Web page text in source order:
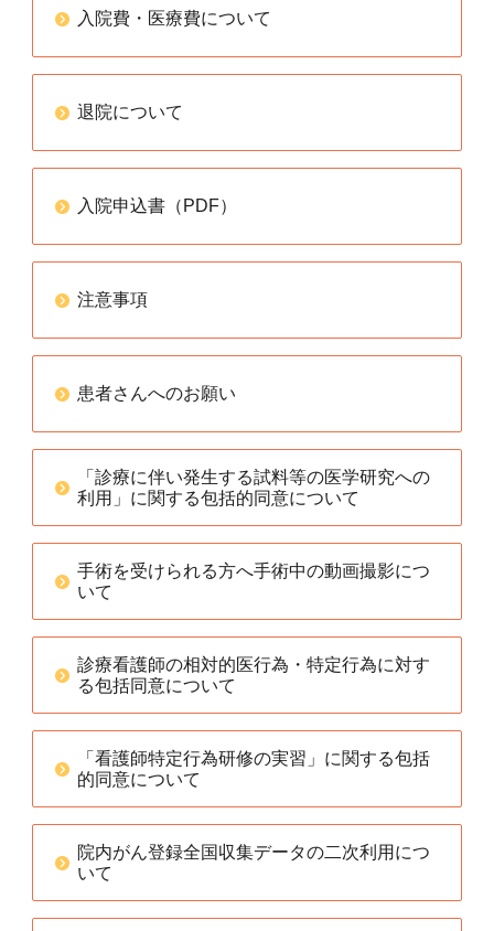
入院費・医療費について
退院について
入院申込書（PDF）
注意事項
患者さんへのお願い
「診療に伴い発生する試料等の医学研究への
利用」に関する包括的同意について
手術を受けられる方へ手術中の動画撮影につ
いて
診療看護師の相対的医行為・特定行為に対す
る包括同意について
「看護師特定行為研修の実習」に関する包括
的同意について
院内がん登録全国収集データの二次利用につ
いて